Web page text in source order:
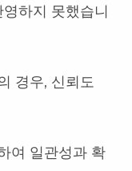
하지 못했습니
경우, 신뢰도
여 일관성과 확